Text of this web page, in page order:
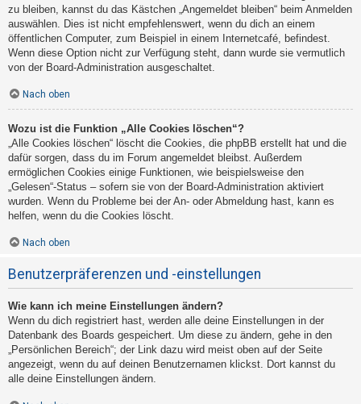
zu bleiben, kannst du das Kästchen „Angemeldet bleiben“ beim Anmelden
auswählen. Dies ist nicht empfehlenswert, wenn du dich an einem
öffentlichen Computer, zum Beispiel in einem Internetcafé, befindest.
Wenn diese Option nicht zur Verfügung steht, dann wurde sie vermutlich
von der Board-Administration ausgeschaltet.
Nach oben
Wozu ist die Funktion „Alle Cookies löschen“?
„Alle Cookies löschen“ löscht die Cookies, die phpBB erstellt hat und die
dafür sorgen, dass du im Forum angemeldet bleibst. Außerdem
ermöglichen Cookies einige Funktionen, wie beispielsweise den
„Gelesen“-Status – sofern sie von der Board-Administration aktiviert
wurden. Wenn du Probleme bei der An- oder Abmeldung hast, kann es
helfen, wenn du die Cookies löscht.
Nach oben
Benutzerpräferenzen und -einstellungen
Wie kann ich meine Einstellungen ändern?
Wenn du dich registriert hast, werden alle deine Einstellungen in der
Datenbank des Boards gespeichert. Um diese zu ändern, gehe in den
„Persönlichen Bereich“; der Link dazu wird meist oben auf der Seite
angezeigt, wenn du auf deinen Benutzernamen klickst. Dort kannst du
alle deine Einstellungen ändern.